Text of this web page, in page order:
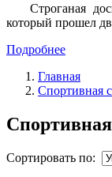
Строганая
который прошел
Подробнее
Главная
Спортивная
Сортировать по: